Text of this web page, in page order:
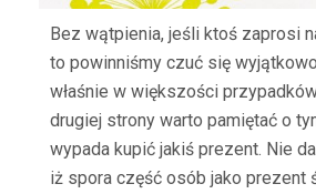
Bez wątpienia, jeśli ktoś zaprosi
to powinniśmy czuć się
właśnie w większości
drugiej strony warto pamiętać o
wypada kupić jakiś prezent. Nie
iż spora część osób jako prezent